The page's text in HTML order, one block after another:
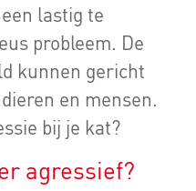
lastig te
probleem. De
kunnen gericht
en mensen.
bij je kat?
agressief?